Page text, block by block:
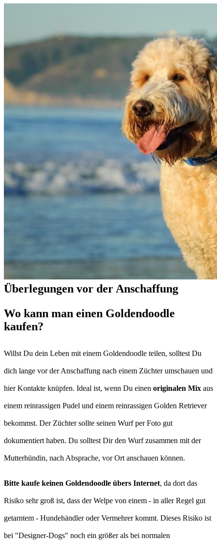
Überlegungen vor der Anschaffung
Wo kann man einen Goldendoodle
kaufen?
Willst Du dein Leben mit einem Goldendoodle teilen, solltest Du
dich lange vor der Anschaffung nach einem Züchter umschauen und
hier Kontakte knüpfen. Ideal ist, wenn Du einen originalen Mix aus
einem reinrassigen Pudel und einem reinrassigen Golden Retriever
bekommst. Der Züchter sollte seinen Wurf per Foto gut
dokumentiert haben. Du solltest Dir den Wurf zusammen mit der
Mutterhündin, nach Absprache, vor Ort anschauen können.
Bitte kaufe keinen Goldendoodle übers Internet, da dort das
Risiko sehr groß ist, dass der Welpe von einem - in aller Regel gut
getarntem - Hundehändler oder Vermehrer kommt. Dieses Risiko ist
bei "Designer-Dogs" noch ein größer als bei normalen